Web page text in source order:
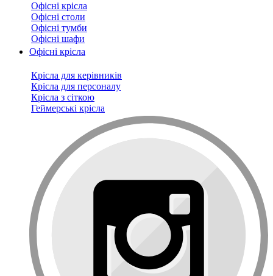
Офісні крісла
Офісні столи
Офісні тумби
Офісні шафи
Офісні крісла
Крісла для керівників
Крісла для персоналу
Крісла з сіткою
Геймерські крісла